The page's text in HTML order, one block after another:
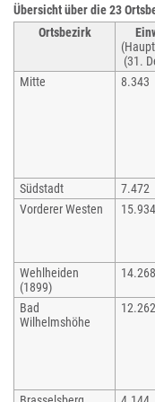
Übersicht über die 23
Ortsbezirk
(31.
Mitte 8.343
Südstadt
7.472
Vorderer Westen
15.934
Wehlheiden
(1899)
14.268
Bad
Wilhelmshöhe
12.262